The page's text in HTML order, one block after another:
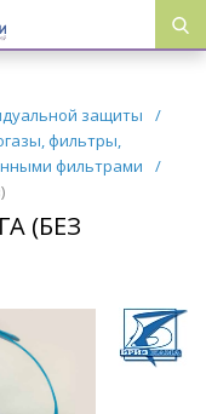
защиты
/
фильтры,
фильтрами
/
(БЕЗ